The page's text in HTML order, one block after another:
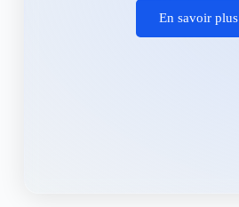
En savoir plus